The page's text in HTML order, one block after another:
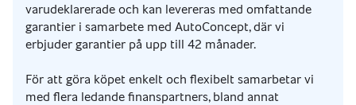
varudeklarerade och kan levereras med omfattande
garantier i samarbete med AutoConcept, där vi
erbjuder garantier på upp till 42 månader.
För att göra köpet enkelt och flexibelt samarbetar vi
med flera ledande finanspartners, bland annat